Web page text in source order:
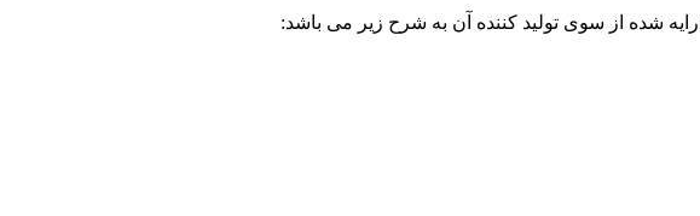
ارایه شده از سوی تولید کننده آن به شرح زیر می باشد: